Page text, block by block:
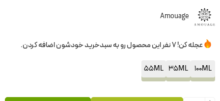
Amouage
عجله کن! 7 نفر این محصول رو به سبدخرید خودشون اضافه کردن.
100ML
35ML
55ML